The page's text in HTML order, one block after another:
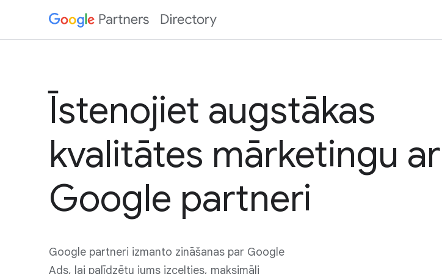
Īstenojiet augstākas
kvalitātes mārketingu ar
Google partneri
Google partneri izmanto zināšanas par Google
Ads, lai palīdzētu jums izcelties, maksimāli